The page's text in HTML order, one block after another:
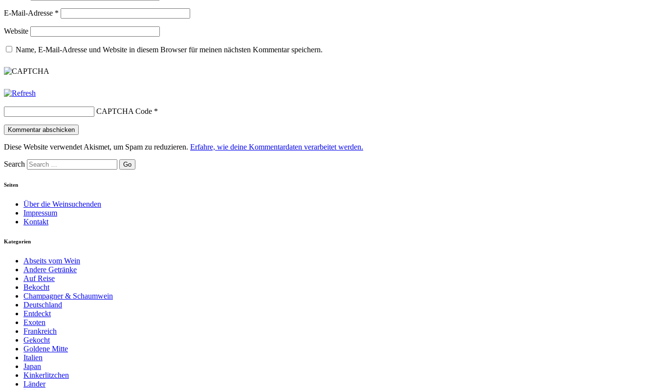
E-Mail-Adresse *
Website
Name, E-Mail-Adresse und Website in diesem Browser für meinen nächsten Kommentar speichern.
CAPTCHA Code *
Diese Website verwendet Akismet, um Spam zu reduzieren. Erfahre, wie deine Kommentardaten verarbeitet werden.
Search
Seiten
Über die Weinsuchenden
Impressum
Kontakt
Kategorien
Abseits vom Wein
Andere Getränke
Auf Reise
Bekocht
Champagner & Schaumwein
Deutschland
Entdeckt
Exoten
Frankreich
Gekocht
Goldene Mitte
Italien
Japan
Kinkerlitzchen
Länder